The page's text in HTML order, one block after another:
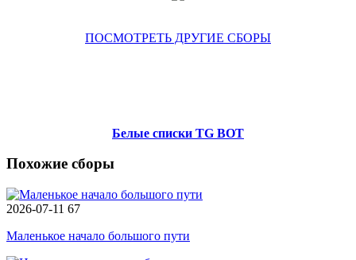
ПОСМОТРЕТЬ ДРУГИЕ СБОРЫ
Белые списки TG BOT
Похожие сборы
2026-07-11 67
Маленькое начало большого пути